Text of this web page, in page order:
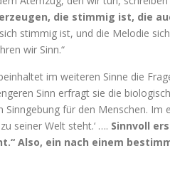
die stimmig ist, die
stimmig ist, und die Melodie
wir Sinn.“
im weiteren Sinne die
Sinn erfragt sie die
für den Menschen. Im
seiner Welt steht.‘ …. Sinnvoll
Also, ein nach einem